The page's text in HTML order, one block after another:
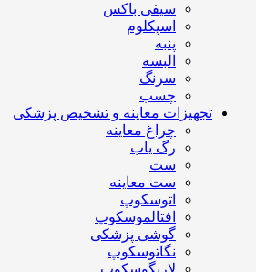
سیفی باکس
اسپکلوم
پنبه
البسه
سرنگ
چسب
تجهیزات معاینه و تشخیص پزشکی
چراغ معاینه
رگ یاب
ست
ست معاینه
اتوسکوپ
افتالموسکوپ
گوشی پزشکی
نگاتوسکوپ
لارنگوسکوپ